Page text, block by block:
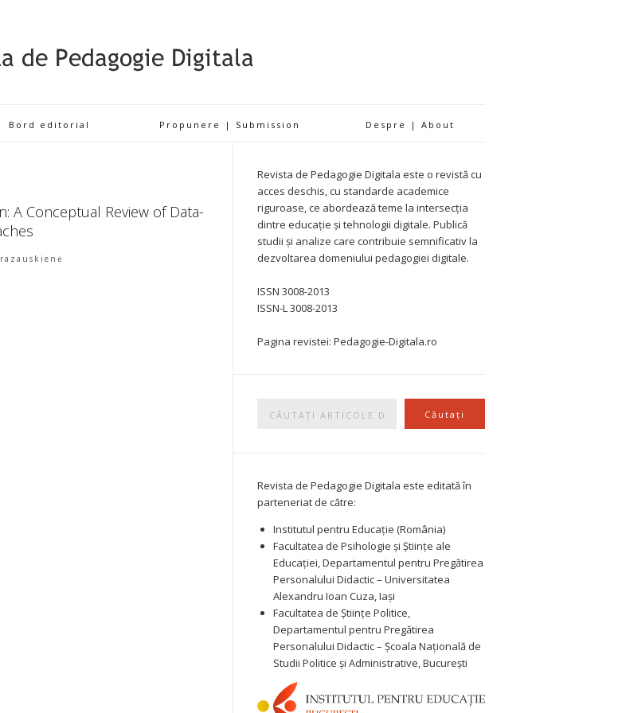
Bord editorial Propunere | Submission Despre | About
A Conceptual Review of Data-
Revista de Pedagogie Digitala este o revistă cu
acces deschis, cu standarde academice
riguroase, ce abordează teme la intersecția
dintre educație și tehnologii digitale. Publică
studii și analize care contribuie semnificativ la
dezvoltarea domeniului pedagogiei digitale.
ISSN 3008-2013
ISSN-L 3008-2013
Pagina revistei: Pedagogie-Digitala.ro
Căutați
Revista de Pedagogie Digitala este editată în
parteneriat de către:
Institutul pentru Educație (România)
Facultatea de Psihologie și Științe ale
Educației, Departamentul pentru Pregătirea
Personalului Didactic – Universitatea
Alexandru Ioan Cuza, Iași
Facultatea de Științe Politice,
Departamentul pentru Pregătirea
Personalului Didactic – Școala Națională de
Studii Politice și Administrative, București